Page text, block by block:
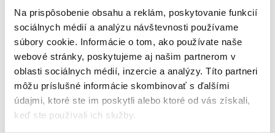
Na prispôsobenie obsahu a reklám, poskytovanie funkcií
sociálnych médií a analýzu návštevnosti používame
súbory cookie. Informácie o tom, ako používate naše
webové stránky, poskytujeme aj našim partnerom v
oblasti sociálnych médií, inzercie a analýzy. Títo partneri
môžu príslušné informácie skombinovať s ďalšími
údajmi, ktoré ste im poskytli alebo ktoré od vás získali,
keď ste používali ich služby.
Sme Zenith
Zistite viac...